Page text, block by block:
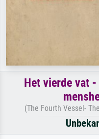
Het vierde vat
(The Fourth Vessel-